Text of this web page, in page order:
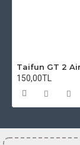
150,00TL